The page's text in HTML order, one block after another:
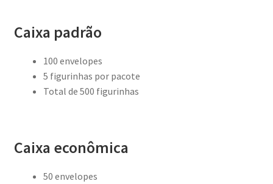
Caixa padrão
100 envelopes
5 figurinhas por pacote
Total de 500 figurinhas
Caixa econômica
50 envelopes